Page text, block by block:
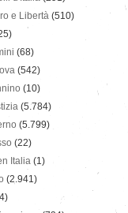
e Libertà (510)
(68)
(542)
(10)
(5.784)
(5.799)
(22)
Italia (1)
(2.941)